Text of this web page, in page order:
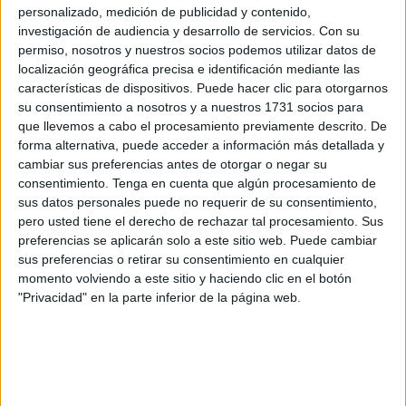
personalizado, medición de publicidad y contenido,
investigación de audiencia y desarrollo de servicios. Con su
permiso, nosotros y nuestros socios podemos utilizar datos de
localización geográfica precisa e identificación mediante las
características de dispositivos. Puede hacer clic para otorgarnos
su consentimiento a nosotros y a nuestros 1731 socios para
que llevemos a cabo el procesamiento previamente descrito. De
forma alternativa, puede acceder a información más detallada y
cambiar sus preferencias antes de otorgar o negar su
consentimiento. Tenga en cuenta que algún procesamiento de
sus datos personales puede no requerir de su consentimiento,
pero usted tiene el derecho de rechazar tal procesamiento. Sus
preferencias se aplicarán solo a este sitio web. Puede cambiar
sus preferencias o retirar su consentimiento en cualquier
momento volviendo a este sitio y haciendo clic en el botón
"Privacidad" en la parte inferior de la página web.
una joven empleada del servicio "ATENDO" de RENFE
que por supuesto yo no había solicitado, se acercó a mí y
amablemente me preguntó si necesitaba algo, le di las
gracias y le dije que no, que pensaba que en aquel
momento no me podía ayudar y le expliqué brevemente lo
que suponía tener una sensibilidad química múltiple y los
problemas que conlleva, ante mi sorpresa, me indicó cual
consideraba ella que sería el mejor vagón para mí y lo que
tenía que hacer las siguientes veces que viajara,
demostrando además su empatía permaneciendo conmigo
hasta que llegó mi tren y acompañándome hasta el vagón.
Cuando recuerdo aquellos momentos, lo hago con el
cariño y agradecimiento que sólo las personas que han